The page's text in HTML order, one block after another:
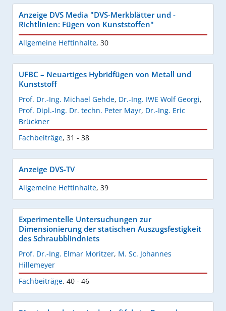
Anzeige DVS Media "DVS-Merkblätter und -
Richtlinien: Fügen von Kunststoffen"
Allgemeine Heftinhalte, 30
UFBC – Neuartiges Hybridfügen von Metall und
Kunststoff
Prof. Dr.-Ing. Michael Gehde, Dr.-Ing. IWE Wolf Georgi,
Prof. Dipl.-Ing. Dr. techn. Peter Mayr, Dr.-Ing. Eric
Brückner
Fachbeiträge, 31 - 38
Anzeige DVS-TV
Allgemeine Heftinhalte, 39
Experimentelle Untersuchungen zur
Dimensionierung der statischen Auszugsfestigkeit
des Schraubblindniets
Prof. Dr.-Ing. Elmar Moritzer, M. Sc. Johannes
Hillemeyer
Fachbeiträge, 40 - 46